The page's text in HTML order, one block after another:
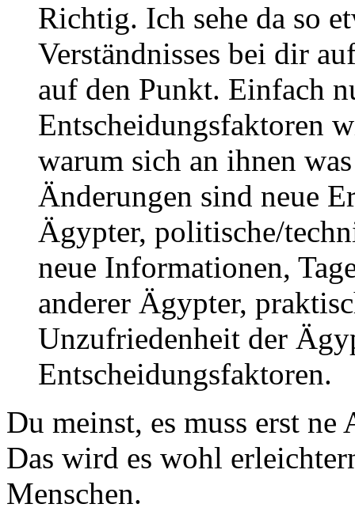
Richtig. Ich sehe da so
Verständnisses bei dir
auf den Punkt. Einfach
Entscheidungsfaktoren
warum sich an ihnen
Änderungen sind neue
Ägypter, politische/
neue Informationen,
anderer Ägypter,
Unzufriedenheit der
Entscheidungsfaktoren.
Du meinst, es muss erst ne
Das wird es wohl
Menschen.